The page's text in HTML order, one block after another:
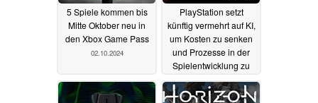
5 Spiele kommen bis
Mitte Oktober neu in
den Xbox Game Pass
02.10.2024
PlayStation setzt
künftig vermehrt auf KI,
um Kosten zu senken
und Prozesse in der
Spielentwicklung zu
beschleunigen
30.09.2024